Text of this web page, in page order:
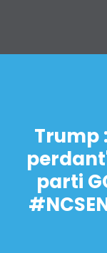
Trump
parti